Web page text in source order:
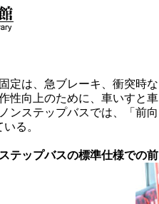
定は、急ブレーキ、衝突時
性向上のために、車いすと
ンステップバスでは、「前
る。
テップバスの標準仕様での